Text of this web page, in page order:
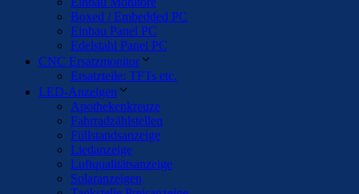
Boxed / Embedded PC
Einbau Panel PC
Edelstahl Panel PC
CNC Ersatzmonitor
Ersatzteile: TFTs etc.
LED-Anzeigen
Apothekenkreuze
Fahrradzählstellen
Füllstandsanzeige
Liedanzeige
Luftqualitätsanzeige
Solaranzeigen